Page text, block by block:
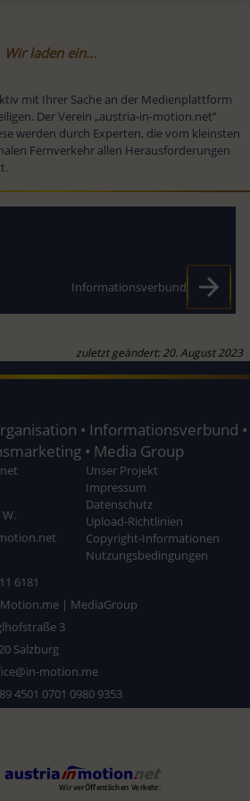
Wir laden ein...
mit Ihrer Sache an der Medienplattform
Der Verein „austria-in-motion.net”
werden durch Experten, die vom kleinsten
Fernverkehr allen Herausforderungen
Informationsverbund
zuletzt geändert: 20. August 2023
• Informationsverbund •
• Media Group
6181
Unser Projekt
Impressum
Datenschutz
Upload-Richtlinien
Copyright-Informationen
Nutzungsbedingungen
| MediaGroup
3
Salzburg
motion.me
4501 0701 0980 9353